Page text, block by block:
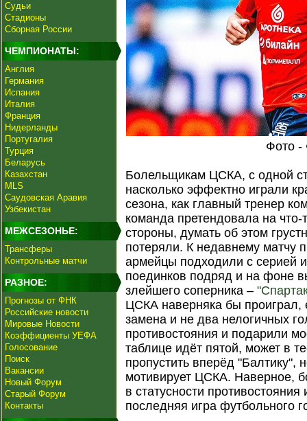
Судьи
Стадионы
Сборная России
ЧЕМПИОНАТЫ:
Англия
Германия
Испания
Италия
Франция
Нидерланды
Португалия
Турция
Беларусь
Казахстан
MLS
Саудовская Аравия
Узбекистан
МЕЖСЕЗОНЬЕ:
Трансферы
Контрольные матчи
РАЗНОЕ:
Прогнозы от ФНК
Российские новости
Мировые Новости
Коэффициенты УЕФА
Голосование
Поиск
Вакансии
Новый Форум
Старый Форум
Контакты
Фото
Болельщикам ЦСКА, с одной
насколько эффектно играли
сезона, как главный тренер
команда претендовала на
стороны, думать об этом
потеряли. К недавнему матчу
армейцы подходили с серией
поединков подряд и на фоне
злейшего соперника –
ЦСКА наверняка бы
замена и не два нелогичных
противостояния и подарили
таблице идёт пятой, может в
пропустить вперёд "Балтику",
мотивирует ЦСКА. Наверное,
в статусности
последняя игра футбольного